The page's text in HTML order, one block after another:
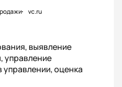
vc.ru
выявление
управление
оценка